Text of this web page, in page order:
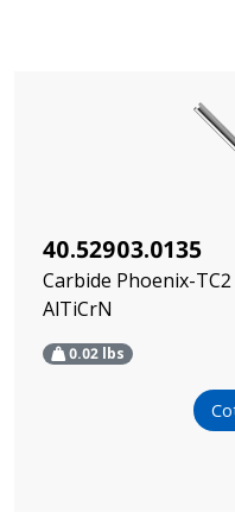
40.52903.0135
Carbide Phoenix-
AlTiCrN
0.02 lbs